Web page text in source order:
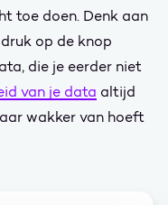
toe doen. Denk aan
op de knop
die je eerder niet
van je data altijd
wakker van hoeft